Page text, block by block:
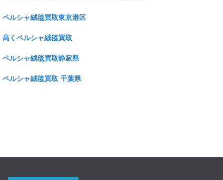
ペルシャ絨毯買取東京港区
高くペルシャ絨毯買取
ペルシャ絨毯買取静寂県
ペルシャ絨毯買取 千葉県